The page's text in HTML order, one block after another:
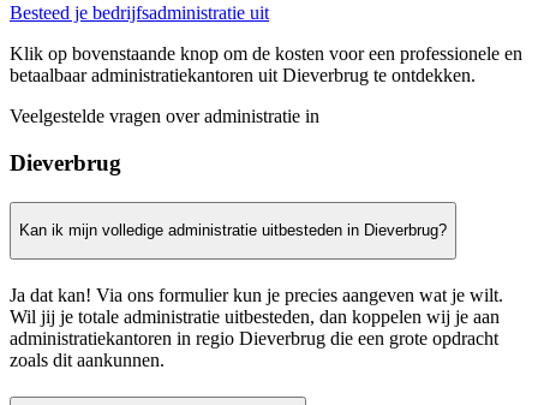
Besteed je bedrijfsadministratie uit
Klik op bovenstaande knop om de kosten voor een professionele en
betaalbaar administratiekantoren uit Dieverbrug te ontdekken.
Veelgestelde vragen over administratie in
Dieverbrug
Kan ik mijn volledige administratie uitbesteden in Dieverbrug?
Ja dat kan! Via ons formulier kun je precies aangeven wat je wilt.
Wil jij je totale administratie uitbesteden, dan koppelen wij je aan
administratiekantoren in regio Dieverbrug die een grote opdracht
zoals dit aankunnen.